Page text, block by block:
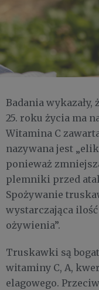
Badania wykazały,
25. roku życia ma
Witamina C
nazywana jest
ponieważ
plemniki przed
Spożywanie
wystarczająca
ożywienia”.
Truskawki są
witaminy C, A,
elagowego.